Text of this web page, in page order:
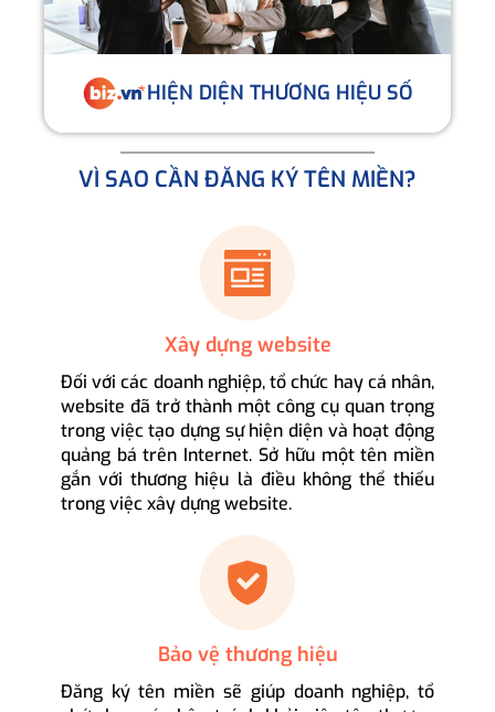
HIỆN DIỆN THƯƠNG HIỆU SỐ
VÌ SAO CẦN ĐĂNG KÝ TÊN MIỀN?
Xây dựng website
Đối với các doanh nghiệp, tổ chức hay cá nhân,
website đã trở thành một công cụ quan trọng
trong việc tạo dựng sự hiện diện và hoạt động
quảng bá trên Internet. Sở hữu một tên miền
gắn với thương hiệu là điều không thể thiếu
trong việc xây dựng website.
Bảo vệ thương hiệu
Đăng ký tên miền sẽ giúp doanh nghiệp, tổ